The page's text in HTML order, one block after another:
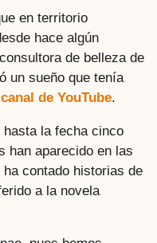
en territorio
hace algún
de belleza de
un sueño que tenía
canal de YouTube.
hasta la fecha cinco
han aparecido en las
contado historias de
a la novela